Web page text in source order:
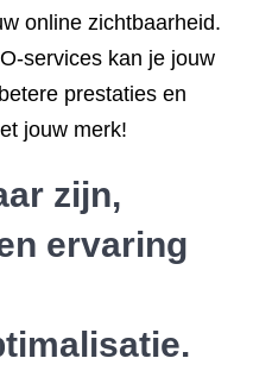
online zichtbaarheid.
services kan je jouw
prestaties en
jouw merk!
zijn,
ervaring